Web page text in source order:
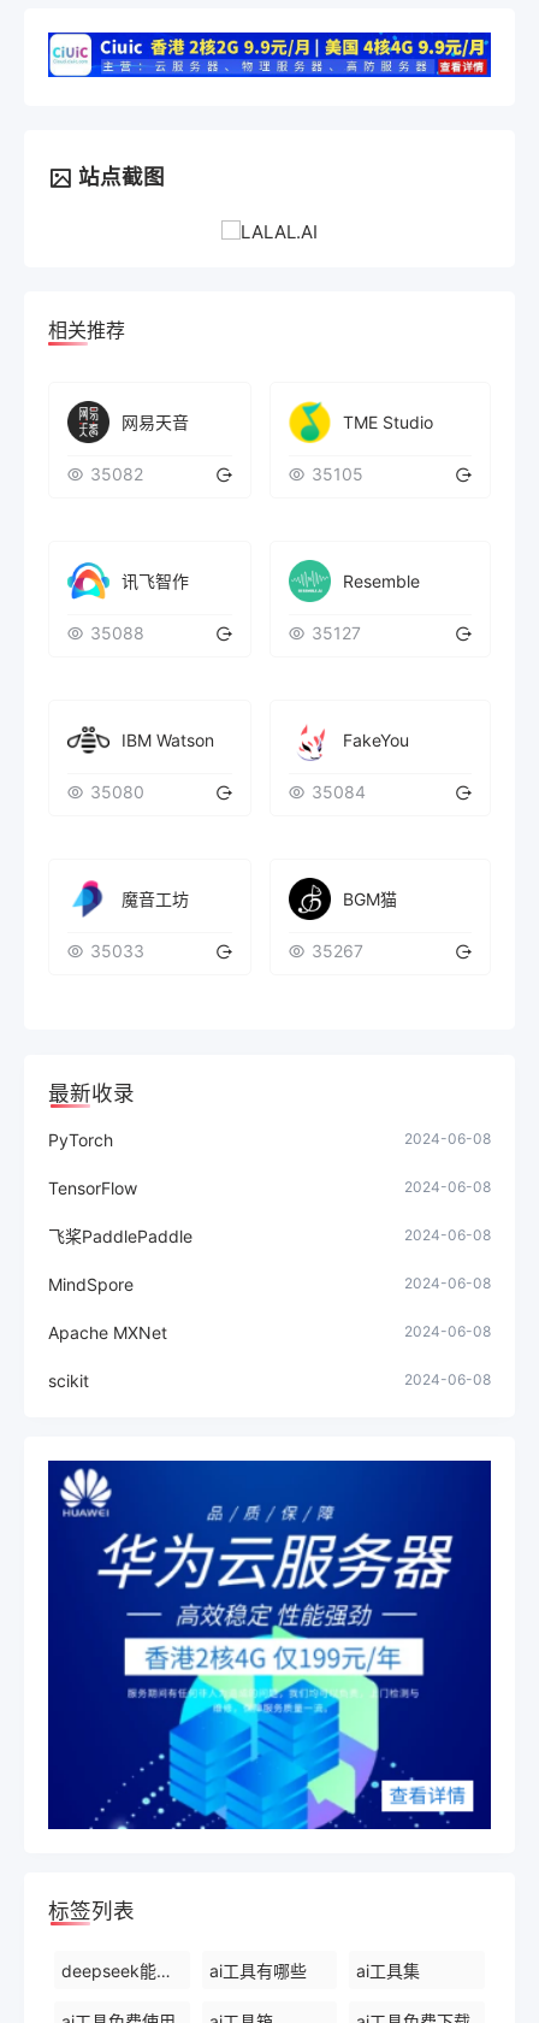
站点截图
相关推荐
网易天音
35082
TME Studio
35105
讯飞智作
35088
Resemble
35127
IBM Watson
35080
FakeYou
35084
魔音工坊
35033
BGM猫
35267
最新收录
PyTorch 2024-06-08
TensorFlow 2024-06-08
飞桨PaddlePaddle 2024-06-08
MindSpore 2024-06-08
Apache MXNet 2024-06-08
scikit 2024-06-08
标签列表
deepseek能干什么 ai工具有哪些 ai工具集